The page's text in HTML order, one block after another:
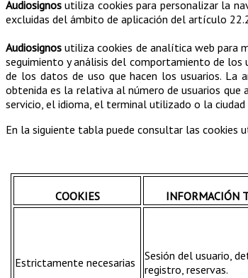
Audiosignosutiliza cookies para personalizar la
excluidas del ámbito de aplicación del artículo
Audiosignos utiliza cookies de analítica web para
seguimiento y análisis del comportamiento de los
de los datos de uso que hacen los usuarios. La
obtenida es la relativa al número de usuarios que
servicio, el idioma, el terminal utilizado o la ciudad
En la siguiente tabla puede consultar las cookies
COOKIES INFORMACIÓN
Estrictamente necesarias
Sesión del usuario,
registro, reservas.